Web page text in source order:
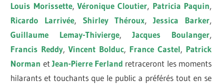
Louis Morissette, Véronique Cloutier, Patricia Paquin,
Ricardo Larrivée, Shirley Théroux,Jessica Barker,
Guillaume Lemay-Thivierge,Jacques Boulanger,
Francis Reddy,Vincent Bolduc, France Castel, Patrick
Norman etJean-Pierre Ferland retraceront les moments
hilarants et touchants que le public a préférés tout en se